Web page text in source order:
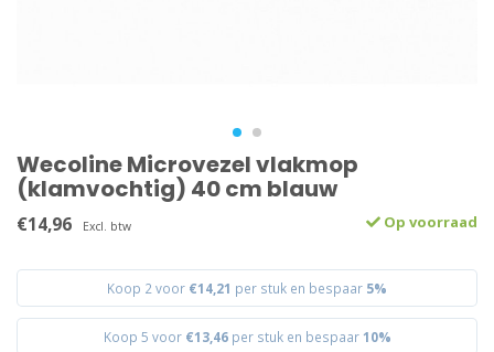
Wecoline Microvezel vlakmop
(klamvochtig) 40 cm blauw
€14,96 Excl. btw Op voorraad
Koop 2 voor €14,21 per stuk en bespaar 5%
Koop 5 voor €13,46per stuk en bespaar 10%